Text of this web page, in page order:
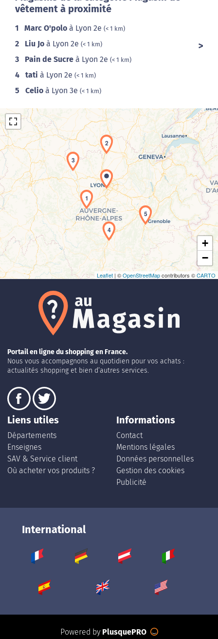
vêtement à proximité
1 Marc O'polo à Lyon 2e (< 1 km)
2 Liu Jo à Lyon 2e (< 1 km)
3 Pain de Sucre à Lyon 2e (< 1 km)
4 tati à Lyon 2e (< 1 km)
5 Celio à Lyon 3e (< 1 km)
Chargement de la carte en cours...
1
2
3
4
5
+
−
Leaflet | ©OpenStreetMapcontributors ©CARTO
Portail en ligne du shopping en France.
Nous vous accompagnons au quotidien pour vos achats :
actualités shopping et bien d’autres services.
Liens utiles
Départements
Enseignes
SAV & Service client
Où acheter vos produits ?
Informations
Contact
Mentions légales
Données personnelles
Gestion des cookies
Publicité
International
Powered by PlusquePRO